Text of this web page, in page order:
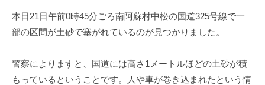
本日21日午前0時45分ごろ南阿蘇村中松の国道325号線で一
部の区間が土砂で塞がれているのが見つかりました。
警察によりますと、国道には高さ1メートルほどの土砂が積
もっているということです。人や車が巻き込まれたという情